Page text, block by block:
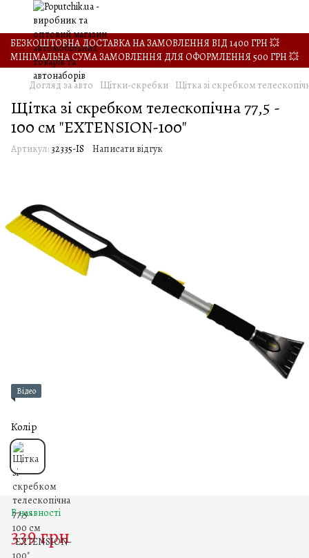
БЕЗКОШТОВНА ДОСТАВКА НА ЗАМОВЛЕННЯ ВІД 1400 ГРН 💥
МІНІМАЛЬНА СУМА ЗАМОВЛЕННЯ ДЛЯ ОФОРМЛЕННЯ 500 ГРН 💥
Догляд за авто Щітки-скребки Щітка зі скребком
Щітка зі скребком телескопічна 77,5 -
100 см "EXTENSION-100"
Артикул: 32335-IS Написати відгук
Відео
Колір
В наявності
339 грн